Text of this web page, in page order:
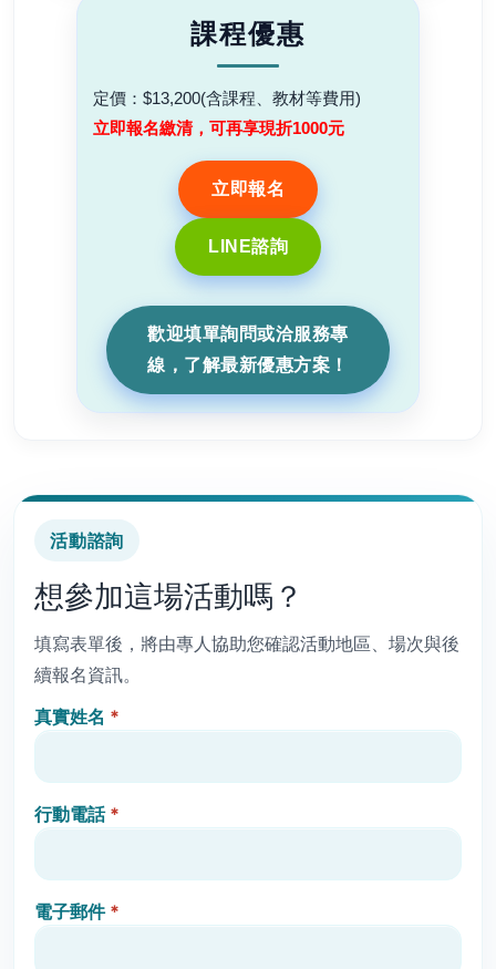
課程優惠
定價：$13,200(含課程、教材等費用)
立即報名繳清，可再享現折1000元
立即報名
LINE諮詢
歡迎填單詢問或洽服務專
線，了解最新優惠方案！
活動諮詢
想參加這場活動嗎？
填寫表單後，將由專人協助您確認活動地區、場次與後
續報名資訊。
真實姓名 *
行動電話 *
電子郵件 *